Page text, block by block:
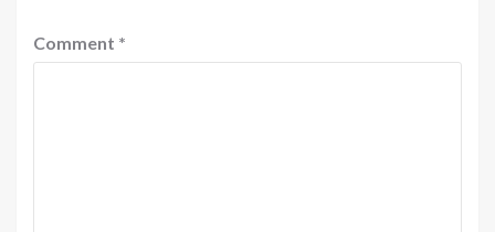
Comment *